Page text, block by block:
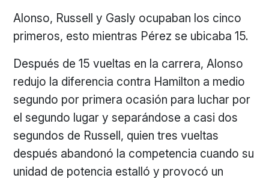
Alonso, Russell y Gasly ocupaban los cinco
primeros, esto mientras Pérez se ubicaba 15.
Después de 15 vueltas en la carrera, Alonso
redujo la diferencia contra Hamilton a medio
segundo por primera ocasión para luchar por
el segundo lugar y separándose a casi dos
segundos de Russell, quien tres vueltas
después abandonó la competencia cuando su
unidad de potencia estalló y provocó un